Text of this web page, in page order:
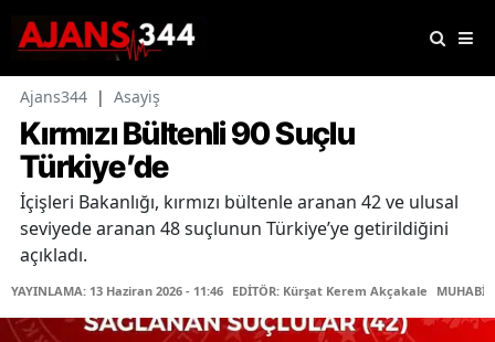
Ajans344 | Asayiş
Kırmızı Bültenli 90 Suçlu
Türkiye’de
İçişleri Bakanlığı, kırmızı bültenle aranan 42 ve ulusal
seviyede aranan 48 suçlunun Türkiye’ye getirildiğini
açıkladı.
YAYINLAMA: 13 Haziran 2026 - 11:46 EDİTÖR: Kürşat Kerem Akçakale